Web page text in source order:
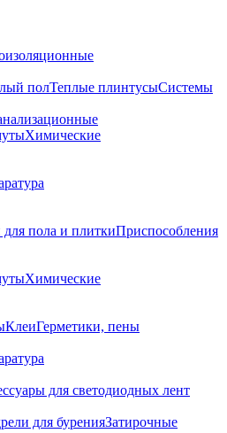
полТеплые плинтусыСистемы
Химические
пола и плиткиПриспособления
Химические
КлеиГерметики, пены
для светодиодных лент
для буренияЗатирочные